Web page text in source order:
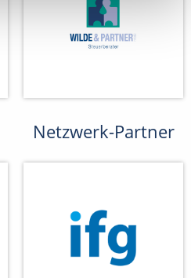
Netzwerk-Partner